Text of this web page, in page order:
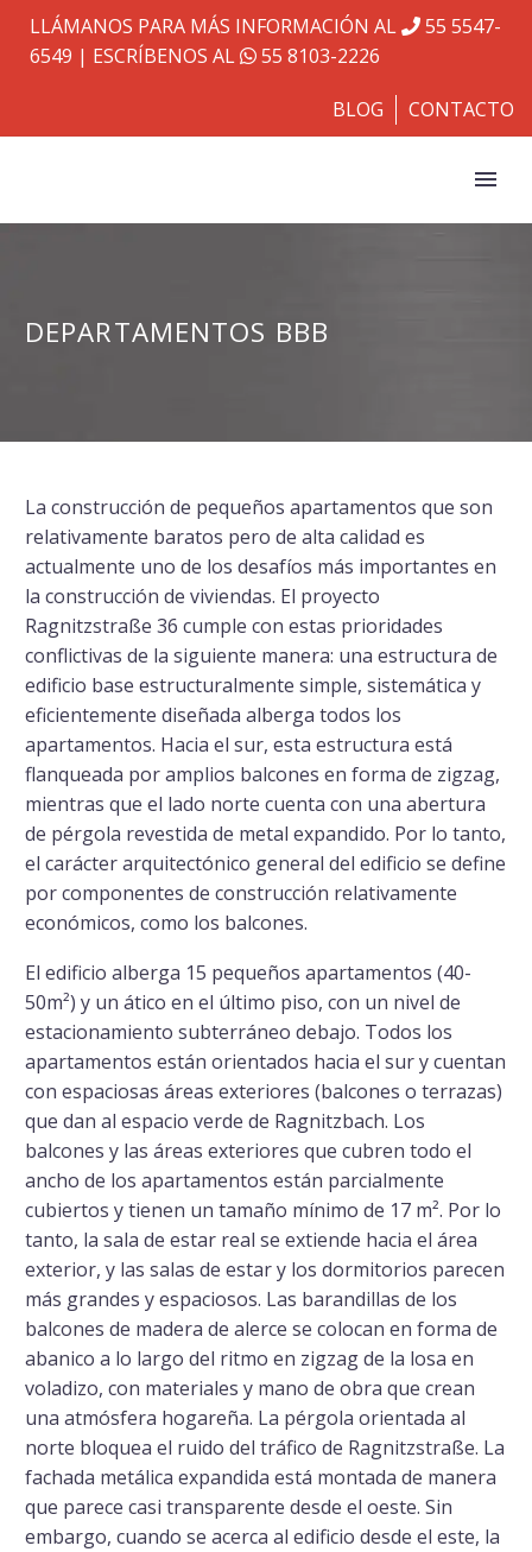
LLÁMANOS PARA MÁS INFORMACIÓN AL
55 5547-
6549 | ESCRÍBENOS AL 55 8103-2226
BLOG CONTACTO
DEPARTAMENTOS BBB
La construcción de pequeños apartamentos que son
relativamente baratos pero de alta calidad es
actualmente uno de los desafíos más importantes en
la construcción de viviendas. El proyecto
Ragnitzstraße 36 cumple con estas prioridades
conflictivas de la siguiente manera: una estructura de
edificio base estructuralmente simple, sistemática y
eficientemente diseñada alberga todos los
apartamentos. Hacia el sur, esta estructura está
flanqueada por amplios balcones en forma de zigzag,
mientras que el lado norte cuenta con una abertura
de pérgola revestida de metal expandido. Por lo tanto,
el carácter arquitectónico general del edificio se define
por componentes de construcción relativamente
económicos, como los balcones.
El edificio alberga 15 pequeños apartamentos (40-
50m²) y un ático en el último piso, con un nivel de
estacionamiento subterráneo debajo. Todos los
apartamentos están orientados hacia el sur y cuentan
con espaciosas áreas exteriores (balcones o terrazas)
que dan al espacio verde de Ragnitzbach. Los
balcones y las áreas exteriores que cubren todo el
ancho de los apartamentos están parcialmente
cubiertos y tienen un tamaño mínimo de 17 m². Por lo
tanto, la sala de estar real se extiende hacia el área
exterior, y las salas de estar y los dormitorios parecen
más grandes y espaciosos. Las barandillas de los
balcones de madera de alerce se colocan en forma de
abanico a lo largo del ritmo en zigzag de la losa en
voladizo, con materiales y mano de obra que crean
una atmósfera hogareña. La pérgola orientada al
norte bloquea el ruido del tráfico de Ragnitzstraße. La
fachada metálica expandida está montada de manera
que parece casi transparente desde el oeste. Sin
embargo, cuando se acerca al edificio desde el este, la